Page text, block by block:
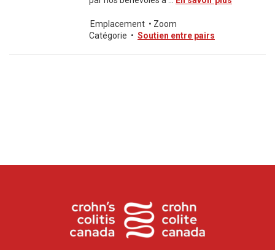
Emplacement • Zoom
Catégorie • Soutien entre pairs